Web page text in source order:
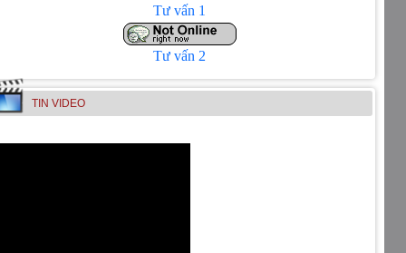
Tư vấn 1
Tư vấn 2
TIN VIDEO